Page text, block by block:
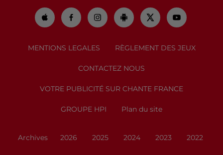
MENTIONS LEGALES RÈGLEMENT DES JEUX
CONTACTEZ NOUS
VOTRE PUBLICITÉ SUR CHANTE FRANCE
GROUPE HPI Plan du site
Archives 2026 2025 2024 2023 2022